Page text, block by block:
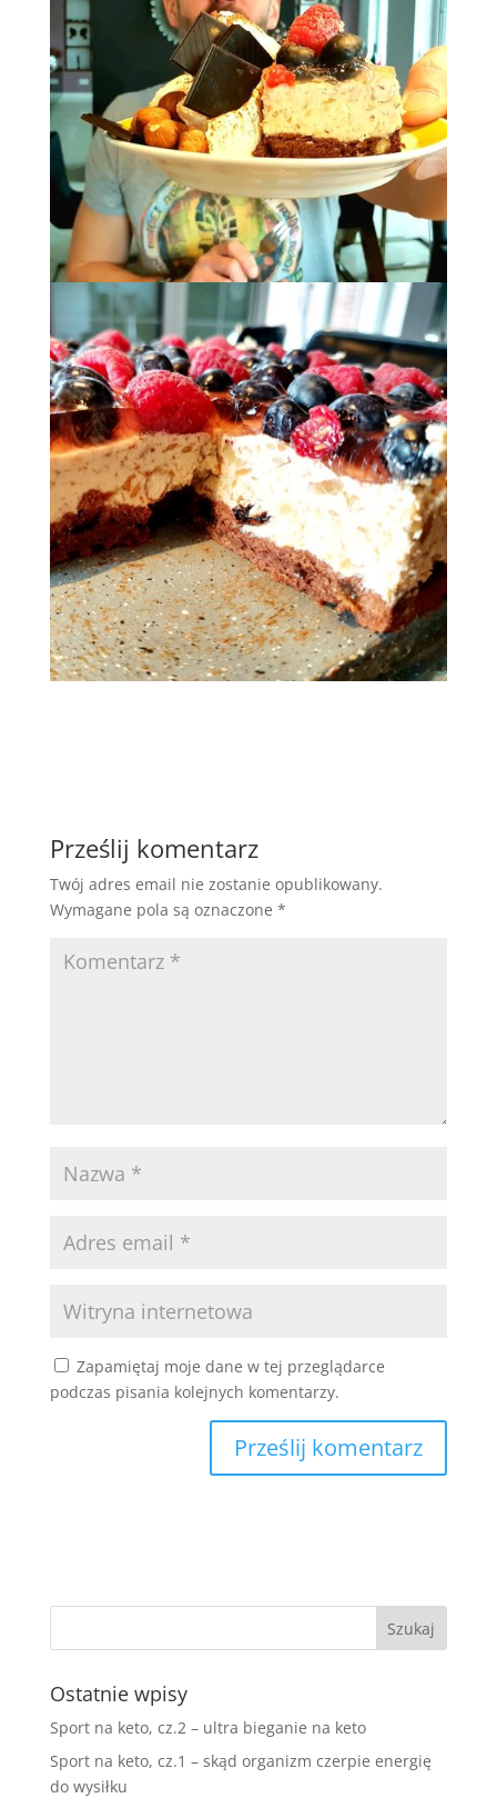
Prześlij komentarz
Twój adres email nie zostanie opublikowany.
Wymagane pola są oznaczone *
Zapamiętaj moje dane w tej przeglądarce
podczas pisania kolejnych komentarzy.
Ostatnie wpisy
Sport na keto, cz.2 – ultra bieganie na keto
Sport na keto, cz.1 – skąd organizm czerpie energię
do wysiłku